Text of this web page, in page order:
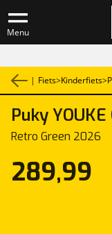
Menu
| Fiets>Kinderfiets>
Puky
Retro Green 2026
289,99